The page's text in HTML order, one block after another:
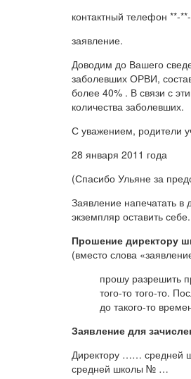
контактный телефон **-
заявление.
Доводим до Вашего
заболевших ОРВИ,
более 40% . В связи с
количества заболевших.
С уважением, родители
28 января 2011 года
(Спасибо Ульяне за
Заявление напечатать в
экземпляр оставить себе.
Прошение директору
(вместо слова
прошу разрешить
того-то того-то.
до такого-то
Заявление для
Директору …… средней
средней школы № …